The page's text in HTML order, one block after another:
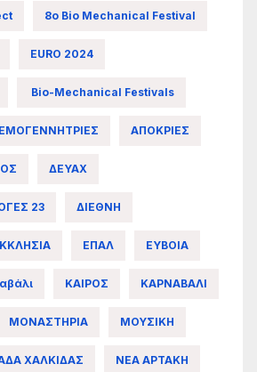
8ο Bio Mechanical Festival
EURO 2024
Bio-Mechanical Festivals
ΑΠΟΚΡΙΕΣ
ΔΕΥΑΧ
23 ΔΙΕΘΝΗ
ΕΠΑΛ ΕΥΒΟΙΑ
ΚΑΙΡΟΣ ΚΑΡΝΑΒΑΛΙ
ΜΟΝΑΣΤΗΡΙΑ ΜΟΥΣΙΚΗ
ΧΑΛΚΙΔΑΣ ΝΕΑ ΑΡΤΑΚΗ